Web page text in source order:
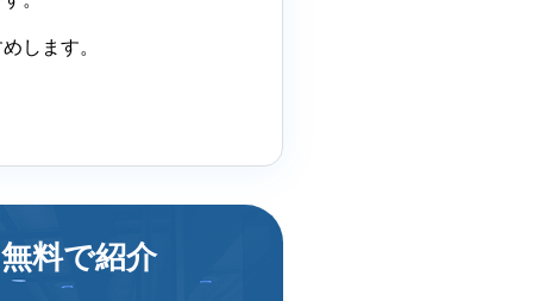
します。
料で紹介